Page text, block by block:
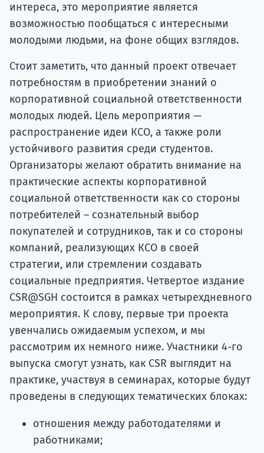
интереса, это мероприятие является
возможностью пообщаться с интересными
молодыми людьми, на фоне общих взглядов.
Стоит заметить, что данный проект отвечает
потребностям в приобретении знаний о
корпоративной социальной ответственности
молодых людей. Цель мероприятия —
распространение идеи КСО, а также роли
устойчивого развития среди студентов.
Организаторы желают обратить внимание на
практические аспекты корпоративной
социальной ответственности как со стороны
потребителей – сознательный выбор
покупателей и сотрудников, так и со стороны
компаний, реализующих КСО в своей
стратегии, или стремлении создавать
социальные предприятия. Четвертое издание
CSR@SGH состоится в рамках четырехдневного
мероприятия. К слову, первые три проекта
увенчались ожидаемым успехом, и мы
рассмотрим их немного ниже. Участники 4-го
выпуска смогут узнать, как CSR выглядит на
практике, участвуя в семинарах, которые будут
проведены в следующих тематических блоках:
отношения между работодателями и
работниками;